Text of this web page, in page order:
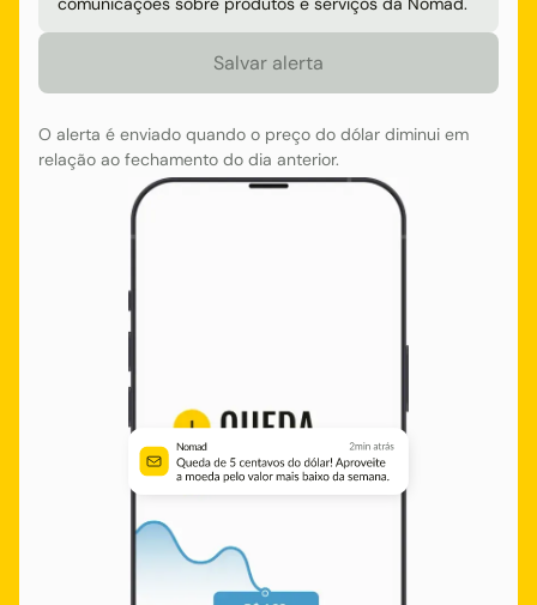
O alerta é enviado quando o preço do dólar diminui em
relação ao fechamento do dia anterior.